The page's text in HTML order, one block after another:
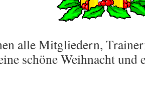
alle Mitgliedern,
schöne Weihnacht und